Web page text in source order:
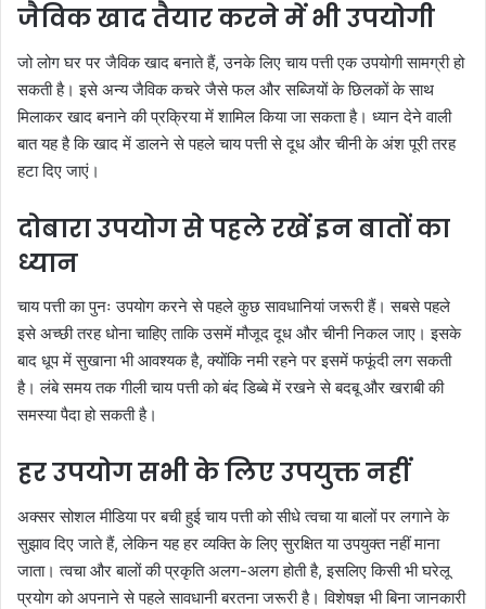
जैविक खाद तैयार करने में भी उपयोगी
जो लोग घर पर जैविक खाद बनाते हैं, उनके लिए चाय पत्ती एक उपयोगी सामग्री हो
सकती है। इसे अन्य जैविक कचरे जैसे फल और सब्जियों के छिलकों के साथ
मिलाकर खाद बनाने की प्रक्रिया में शामिल किया जा सकता है। ध्यान देने वाली
बात यह है कि खाद में डालने से पहले चाय पत्ती से दूध और चीनी के अंश पूरी तरह
हटा दिए जाएं।
दोबारा उपयोग से पहले रखें इन बातों का
ध्यान
चाय पत्ती का पुनः उपयोग करने से पहले कुछ सावधानियां जरूरी हैं। सबसे पहले
इसे अच्छी तरह धोना चाहिए ताकि उसमें मौजूद दूध और चीनी निकल जाए। इसके
बाद धूप में सुखाना भी आवश्यक है, क्योंकि नमी रहने पर इसमें फफूंदी लग सकती
है। लंबे समय तक गीली चाय पत्ती को बंद डिब्बे में रखने से बदबू और खराबी की
समस्या पैदा हो सकती है।
हर उपयोग सभी के लिए उपयुक्त नहीं
अक्सर सोशल मीडिया पर बची हुई चाय पत्ती को सीधे त्वचा या बालों पर लगाने के
सुझाव दिए जाते हैं, लेकिन यह हर व्यक्ति के लिए सुरक्षित या उपयुक्त नहीं माना
जाता। त्वचा और बालों की प्रकृति अलग-अलग होती है, इसलिए किसी भी घरेलू
प्रयोग को अपनाने से पहले सावधानी बरतना जरूरी है। विशेषज्ञ भी बिना जानकारी